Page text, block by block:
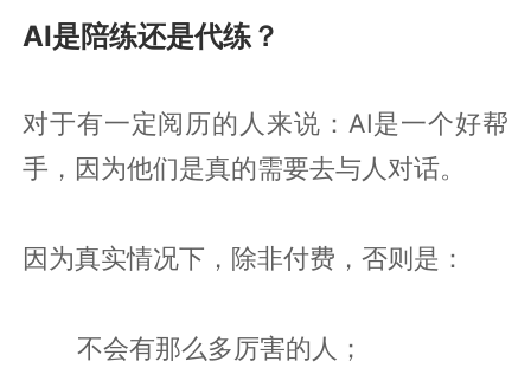
AI是陪练还是代练？
对于有一定阅历的人来说：AI是一个好帮
手，因为他们是真的需要去与人对话。
因为真实情况下，除非付费，否则是：
不会有那么多厉害的人；